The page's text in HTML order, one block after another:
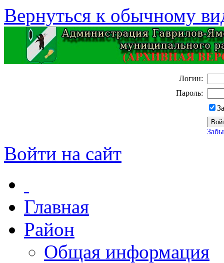
Вернуться к обычному
Логин:
Пароль:
Войти на сайт
Главная
Район
Общая информация